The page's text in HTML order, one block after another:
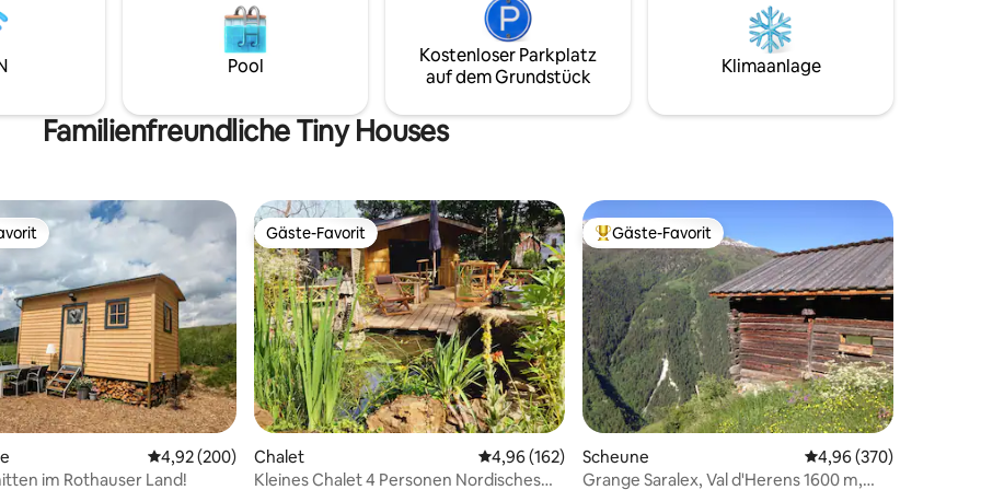
Leuchten beleuchtet. Es
Verfügung gestellt: -6 Liter
Tee,
- Holz für den Ofen 4G-
mitten in der Altstadt. Loft von 75
Quadratmetern renoviert mit Garten.
sich im Zwischengeschoss. Die
Außenterrasse liegt direkt am Wasser
nach Süden ausgerichtet. 15min Fahrt
nach Thun.
Pool
Kostenloser Parkplatz
auf dem Grundstück
Klimaanlage
Familienfreundliche Tiny Houses
Durchschnittliche Bewertung: 4,92 von 5, 200 Bewertungen
4,92 (200)
im Rothauser Land!
Gäste-Favorit
Gäste-Favorit
Chalet Durchschnittliche Bewertung: 4,96 von 5, 162 Bewertungen
4,96 (162)
Kleines Chalet 4 Personen Nordisches
Beliebter Gäste-Favorit.
Gäste-Favorit
Scheune Durchschnittliche
4,96 (370)
Grange Saralex, Val d'Herens 1600 m,